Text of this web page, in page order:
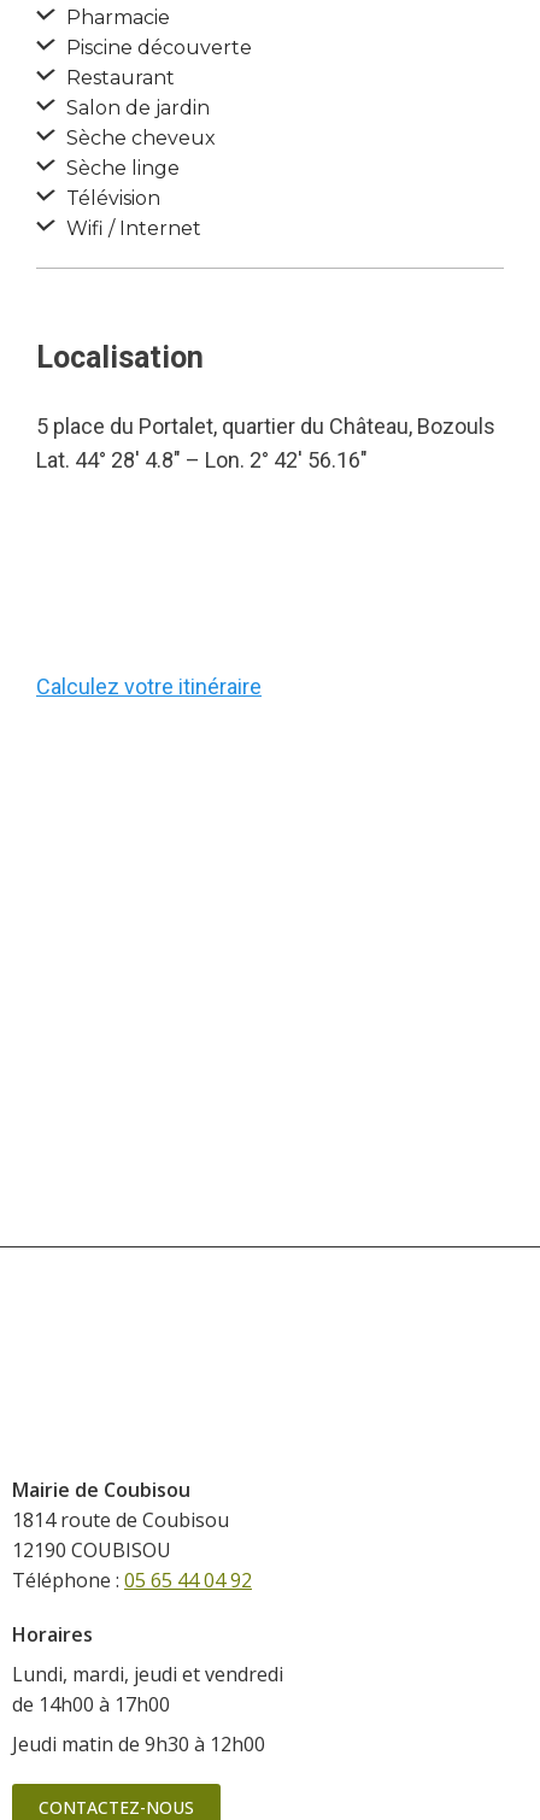
Pharmacie
Piscine découverte
Restaurant
Salon de jardin
Sèche cheveux
Sèche linge
Télévision
Wifi / Internet
Localisation
5 place du Portalet, quartier du Château, Bozouls
Lat. 44° 28′ 4.8″ – Lon. 2° 42′ 56.16″
Calculez votre itinéraire
Mairie de Coubisou
1814 route de Coubisou
12190 COUBISOU
Téléphone : 05 65 44 04 92
Horaires
Lundi, mardi, jeudi et vendredi
de 14h00 à 17h00
Jeudi matin de 9h30 à 12h00
CONTACTEZ-NOUS